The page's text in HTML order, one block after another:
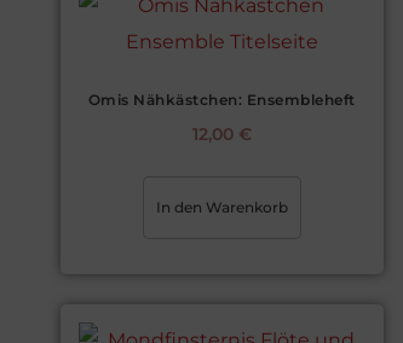
Omis Nähkästchen: Ensembleheft
12,00 €
In den Warenkorb